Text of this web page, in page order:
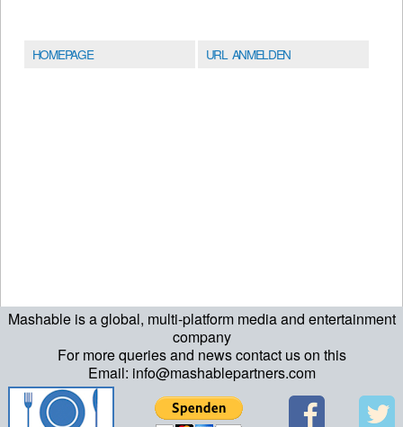
Mashable is a global, multi-platform media and entertainment
company
For more queries and news contact us on this
Email: info@mashablepartners.com
HOMEPAGE URL ANMELDEN